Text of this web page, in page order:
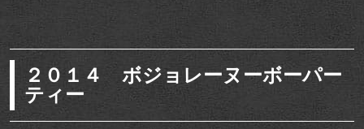
２０１４ ボジョレーヌーボーパー
ティー